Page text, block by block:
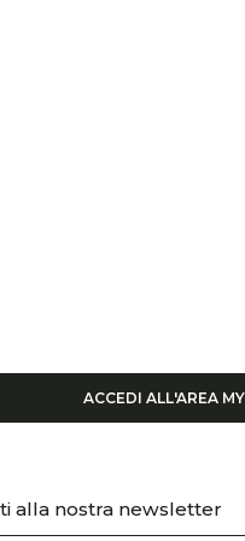
ACCEDI ALL'AREA
alla nostra newsletter